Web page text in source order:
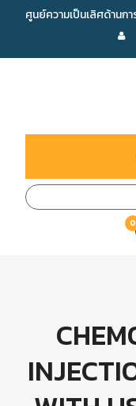
ศูนย์ความเป็นเลิศด้าน
0